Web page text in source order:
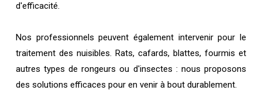
d'efficacité.
Nos professionnels peuvent également intervenir pour le
traitement des nuisibles. Rats, cafards, blattes, fourmis et
autres types de rongeurs ou d'insectes : nous proposons
des solutions efficaces pour en venir à bout durablement.